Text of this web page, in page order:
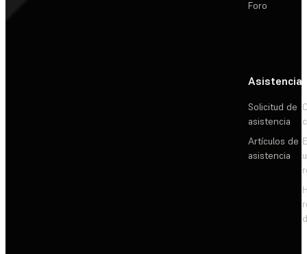
Foro
Asistencia
Solicitud de
asistencia
Artículos de
asistencia